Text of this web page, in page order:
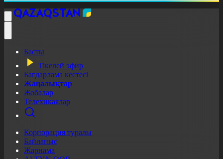
Басты
Тікелей эфир
Бағдарлама кестесі
Жаңалықтар
Жобалар
Телехикаялар
Корпорация туралы
Байланыс
Жарнама